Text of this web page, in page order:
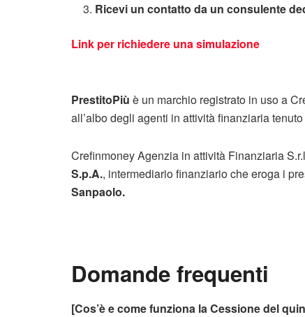
Ricevi un contatto da un consulente
Link per richiedere una simulazione
PrestitoPiù è un marchio registrato in uso a
all’albo degli agenti in attività finanziaria
Crefinmoney Agenzia in attività Finanziaria
S.p.A., intermediario finanziario che eroga i
Sanpaolo.
Domande frequenti
[Cos’è e come funziona la Cessione del